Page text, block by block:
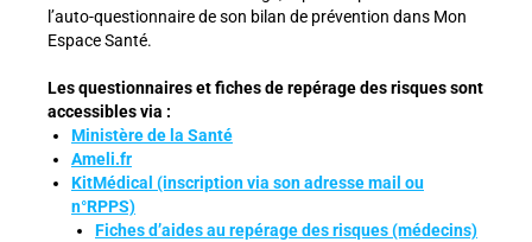
l’auto-questionnaire de son bilan de prévention dans Mon
Espace Santé.
Les questionnaires et fiches de repérage des risques sont
accessibles via :
Ministère de la Santé
Ameli.fr
KitMédical (inscription via son adresse mail ou
n°RPPS)
Fiches d’aides au repérage des risques (médecins)